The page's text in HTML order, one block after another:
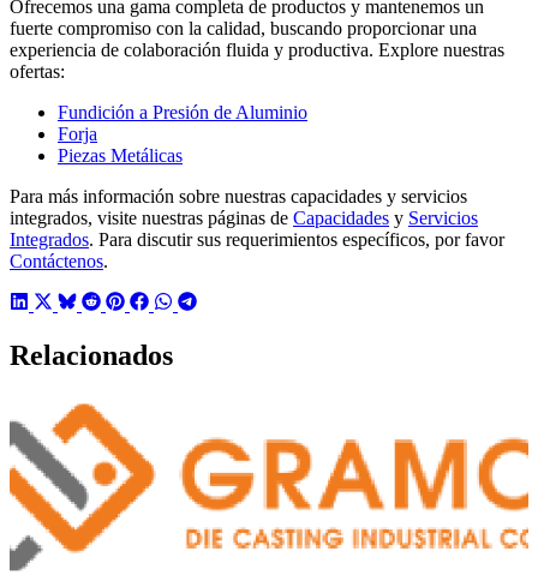
Ofrecemos una gama completa de productos y mantenemos un
fuerte compromiso con la calidad, buscando proporcionar una
experiencia de colaboración fluida y productiva. Explore nuestras
ofertas:
Fundición a Presión de Aluminio
Forja
Piezas Metálicas
Para más información sobre nuestras capacidades y servicios
integrados, visite nuestras páginas de Capacidades y Servicios
Integrados. Para discutir sus requerimientos específicos, por favor
Contáctenos.
Relacionados